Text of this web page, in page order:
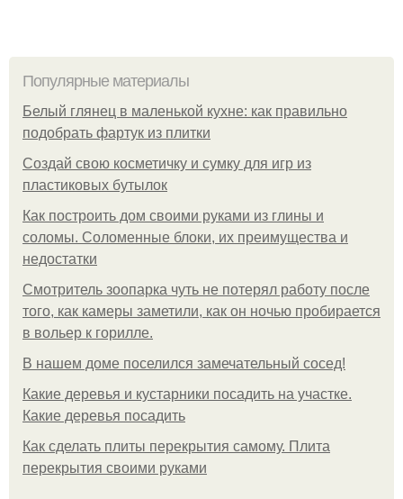
Популярные материалы
Белый глянец в маленькой кухне: как правильно
подобрать фартук из плитки
Создай свою косметичку и сумку для игр из
пластиковых бутылок
Как построить дом своими руками из глины и
соломы. Соломенные блоки, их преимущества и
недостатки
Смотритель зоопарка чуть не потерял работу после
того, как камеры заметили, как он ночью пробирается
в вольер к горилле.
В нашем доме поселился замечательный сосед!
Какие деревья и кустарники посадить на участке.
Какие деревья посадить
Как сделать плиты перекрытия самому. Плита
перекрытия своими руками